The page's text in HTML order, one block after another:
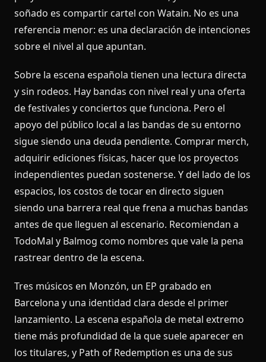
soñado es compartir cartel con Watain. No es una
referencia menor: es una declaración de intenciones
sobre el nivel al que apuntan.
Sobre la escena española tienen una lectura directa
y sin rodeos. Hay bandas con nivel real y una oferta
de festivales y conciertos que funciona. Pero el
apoyo del público local a las bandas de su entorno
sigue siendo una deuda pendiente. Comprar merch,
adquirir ediciones físicas, hacer que los proyectos
independientes puedan sostenerse. Y del lado de los
espacios, los costos de tocar en directo siguen
siendo una barrera real que frena a muchas bandas
antes de que lleguen al escenario. Recomiendan a
TodoMal y Balmog como nombres que vale la pena
rastrear dentro de la escena.
Tres músicos en Monzón, un EP grabado en
Barcelona y una identidad clara desde el primer
lanzamiento. La escena española de metal extremo
tiene más profundidad de la que suele aparecer en
los titulares, y Path of Redemption es una de sus